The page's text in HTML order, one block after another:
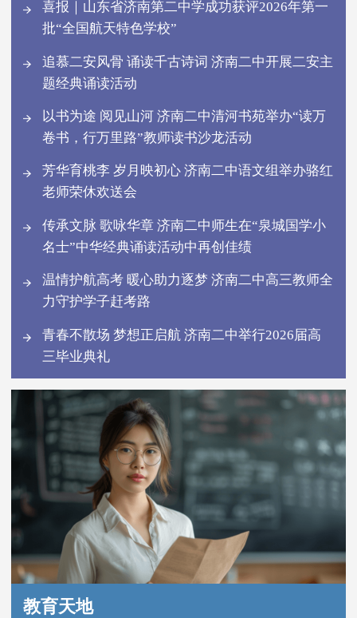
喜报｜山东省济南第二中学成功获评2026年第一
批“全国航天特色学校”
追慕二安风骨 诵读千古诗词 济南二中开展二安主
题经典诵读活动
以书为途 阅见山河 济南二中清河书苑举办“读万
卷书，行万里路”教师读书沙龙活动
芳华育桃李 岁月映初心 济南二中语文组举办骆红
老师荣休欢送会
传承文脉 歌咏华章 济南二中师生在“泉城国学小
名士”中华经典诵读活动中再创佳绩
温情护航高考 暖心助力逐梦 济南二中高三教师全
力守护学子赶考路
青春不散场 梦想正启航 济南二中举行2026届高
三毕业典礼
教育天地